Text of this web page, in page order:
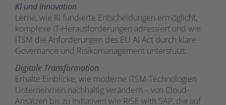
KI und Innovation
Lerne, wie KI fundierte Entscheidungen ermöglicht,
komplexe IT-Herausforderungen adressiert und wie
ITSM die Anforderungen des EU AI Act durch klare
Governance und Risikomanagement unterstützt.
Digitale Transformation
Erhalte Einblicke, wie moderne ITSM-Technologien
Unternehmen nachhaltig verändern – von Cloud-
Ansätzen bis zu Initiativen wie RISE with SAP, die auf